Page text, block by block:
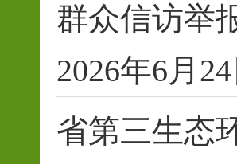
群众信访举
2026年6月24
省第三生态